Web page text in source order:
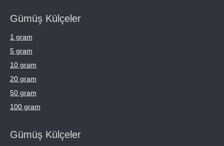
Gümüş Külçeler
1 gram
5 gram
10 gram
20 gram
50 gram
100 gram
Gümüş Külçeler